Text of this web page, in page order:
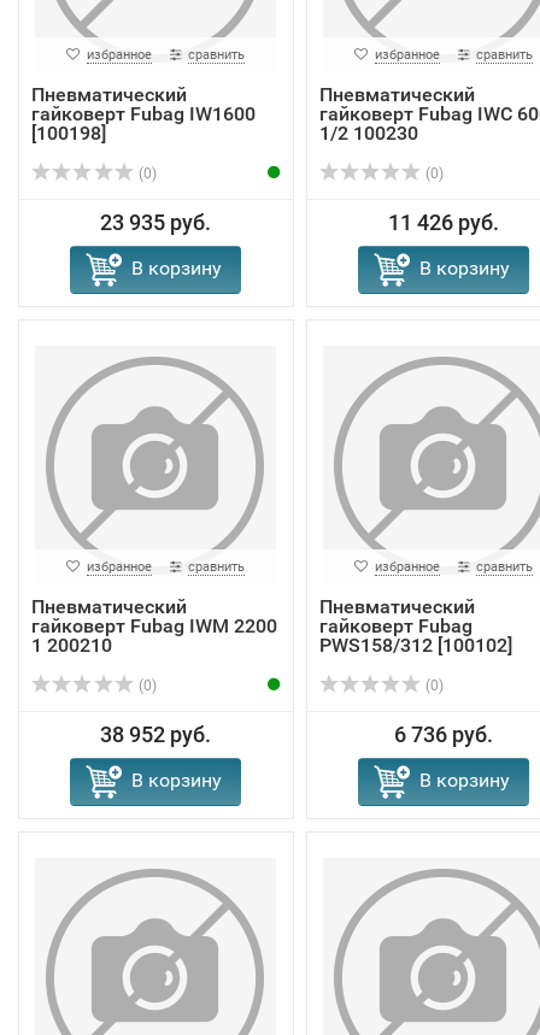
избранное сравнить
Пневматический
гайковерт Fubag IW1600
[100198]
(0)
23 935 руб.
В корзину
избранное сравнить
Пневматический
гайковерт Fubag IWC
1/2 100230
(0)
11 426 руб.
В корзину
избранное сравнить
Пневматический
гайковерт Fubag IWM 2200
1 200210
(0)
38 952 руб.
В корзину
избранное сравнить
Пневматический
гайковерт Fubag
PWS158/312 [100102]
(0)
6 736 руб.
В корзину